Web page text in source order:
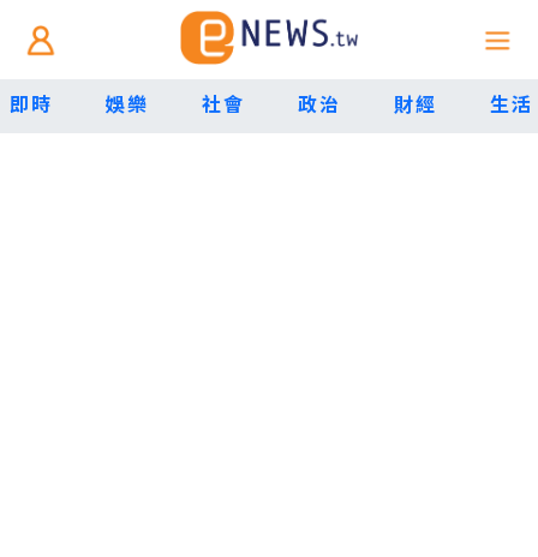
即時 娛樂 社會 政治 財經 生活